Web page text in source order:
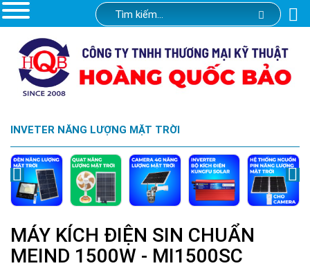
INVETER NĂNG LƯỢNG MẶT TRỜI
MÁY KÍCH ĐIỆN SIN CHUẨN
MEIND 1500W - MI1500SC